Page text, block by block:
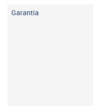
Garantia